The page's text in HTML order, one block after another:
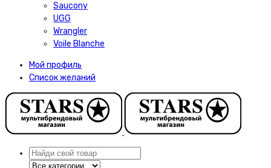
Saucony
UGG
Wrangler
Voile Blanche
Мой профиль
Список желаний